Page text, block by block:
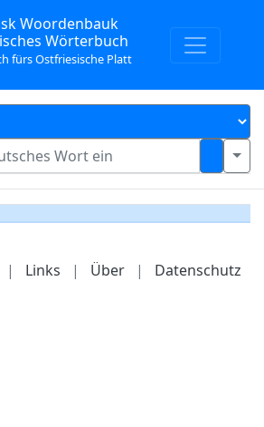
Woordenbauk
Wörterbuch
fürs Ostfriesische Platt
| Links | Über | Datenschutz